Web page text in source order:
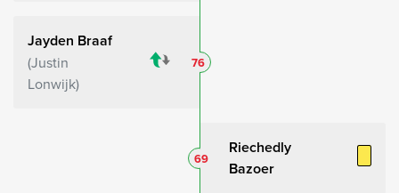
Jayden Braaf
Justin
Lonwijk
76
Riechedly
Bazoer
69